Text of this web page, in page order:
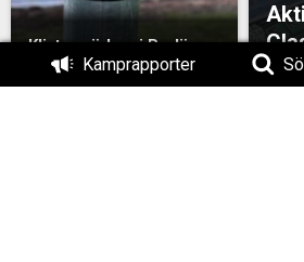
Kamprapporter
Klistermärken i Borlänge